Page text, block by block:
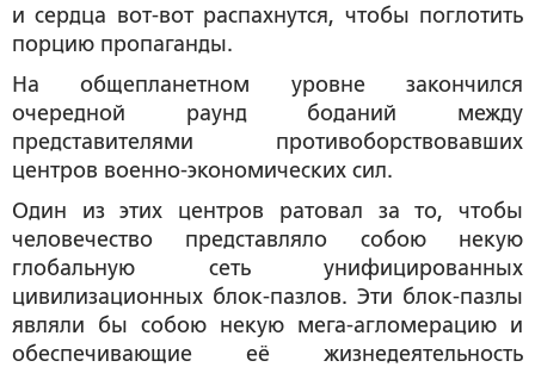
и сердца вот-вот распахнутся, чтобы поглотить
порцию пропаганды.
На общепланетном уровне закончился
очередной раунд боданий между
представителями противоборствовавших
центров военно-экономических сил.
Один из этих центров ратовал за то, чтобы
человечество представляло собою некую
глобальную сеть унифицированных
цивилизационных блок-пазлов. Эти блок-пазлы
являли бы собою некую мега-агломерацию и
обеспечивающие её жизнедеятельность